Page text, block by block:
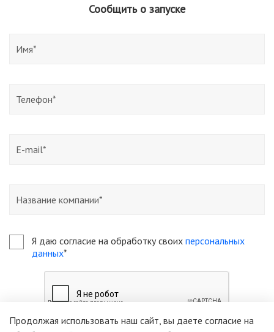
Сообщить о запуске
Я даю согласие на обработку своих персональных
данных*
Продолжая использовать наш сайт, вы даете согласие на